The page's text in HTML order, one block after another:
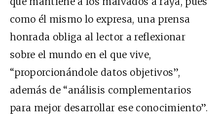
como él mismo lo expresa, una prensa
honrada obliga al lector a reflexionar
sobre el mundo en el que vive,
“proporcionándole datos objetivos”,
además de “análisis complementarios
para mejor desarrollar ese conocimiento”.